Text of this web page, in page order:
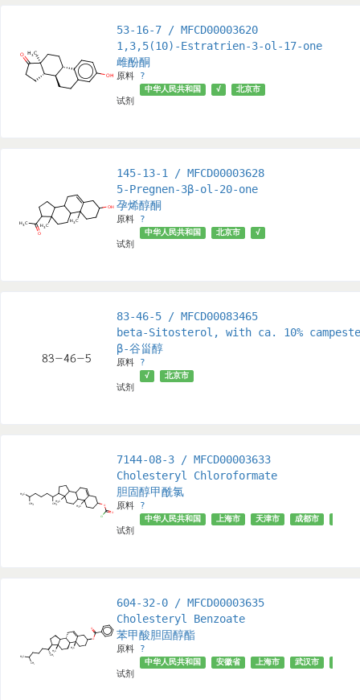
53-16-7 / MFCD00003620
1,3,5(10)-Estratrien-3-ol-17-one
雌酚酮
原料 ?
试剂
中华人民共和国 √ 北京市
145-13-1 / MFCD00003628
5-Pregnen-3β-ol-20-one
孕烯醇酮
原料 ?
试剂
中华人民共和国 北京市 √
83-46-5 / MFCD00083465
beta-Sitosterol, with ca. 10%
β-谷甾醇
原料 ?
试剂
√ 北京市
7144-08-3 / MFCD00003633
Cholesteryl Chloroformate
胆固醇甲酰氯
原料 ?
试剂
中华人民共和国 上海市 天津市 成都市
604-32-0 / MFCD00003635
Cholesteryl Benzoate
苯甲酸胆固醇酯
原料 ?
试剂
中华人民共和国 安徽省 上海市 武汉市